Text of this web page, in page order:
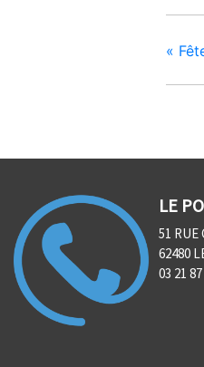
«
LE
51 RUE
62480
03 21